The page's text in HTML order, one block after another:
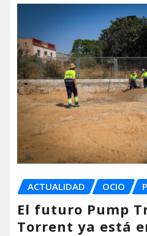
ACTUALIDAD OCIO
El futuro Pump
Torrent ya está